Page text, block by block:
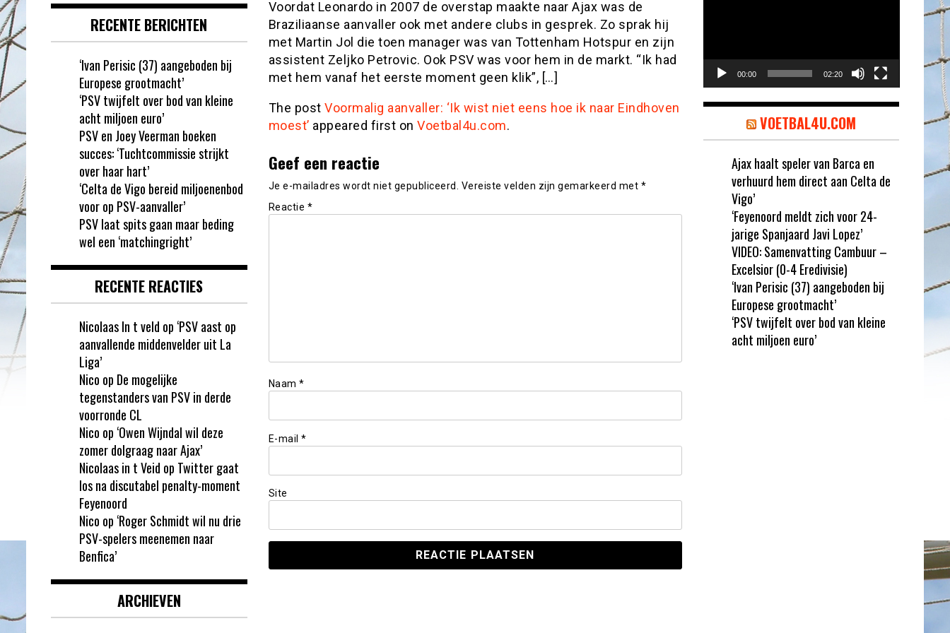
Voordat Leonardo in 2007 de overstap maakte naar Ajax was de
Braziliaanse aanvaller ook met andere clubs in gesprek. Zo sprak hij
met Martin Jol die toen manager was van Tottenham Hotspur en zijn
assistent Zeljko Petrovic. Ook PSV was voor hem in de markt. “Ik had
met hem vanaf het eerste moment geen klik”, […]
The post Voormalig aanvaller: ‘Ik wist niet eens hoe ik naar Eindhoven
moest’ appeared first on Voetbal4u.com.
Geef een reactie
Je e-mailadres wordt niet gepubliceerd. Vereiste velden zijn gemarkeerd met *
Reactie *
Naam *
E-mail *
Site
RECENTE BERICHTEN
‘Ivan Perisic (37) aangeboden bij
Europese grootmacht’
‘PSV twijfelt over bod van kleine
acht miljoen euro’
PSV en Joey Veerman boeken
succes: ‘Tuchtcommissie strijkt
over haar hart’
‘Celta de Vigo bereid miljoenenbod
voor op PSV-aanvaller’
PSV laat spits gaan maar beding
wel een ‘matchingright’
RECENTE REACTIES
Nicolaas In t veld op ‘PSV aast op
aanvallende middenvelder uit La
Liga’
Nico op De mogelijke
tegenstanders van PSV in derde
voorronde CL
Nico op ‘Owen Wijndal wil deze
zomer dolgraag naar Ajax’
Nicolaas in t Veid op Twitter gaat
los na discutabel penalty-moment
Feyenoord
Nico op ‘Roger Schmidt wil nu drie
PSV-spelers meenemen naar
Benfica’
ARCHIEVEN
00:00 02:20
VOETBAL4U.COM
Ajax haalt speler van Barca en
verhuurd hem direct aan Celta de
Vigo’
‘Feyenoord meldt zich voor 24-
jarige Spanjaard Javi Lopez’
VIDEO: Samenvatting Cambuur –
Excelsior (0-4 Eredivisie)
‘Ivan Perisic (37) aangeboden bij
Europese grootmacht’
‘PSV twijfelt over bod van kleine
acht miljoen euro’